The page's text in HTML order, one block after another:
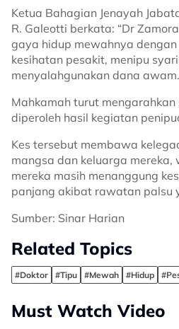
Ketua Bahagian Jenayah
R. Galeotti berkata: “Dr
gaya hidup mewahnya dengan
kesihatan pesakit, menipu
menyalahgunakan dana
Mahkamah turut
diperoleh hasil kegiatan
Kes tersebut membawa
mangsa dan keluarga
mereka masih menanggung
panjang akibat rawatan palsu
Sumber: Sinar Harian
Related Topics
#Doktor #Tipu #Mewah #Hidup
Must Watch Video